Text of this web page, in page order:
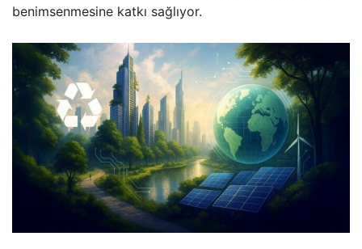
benimsenmesine katkı sağlıyor.